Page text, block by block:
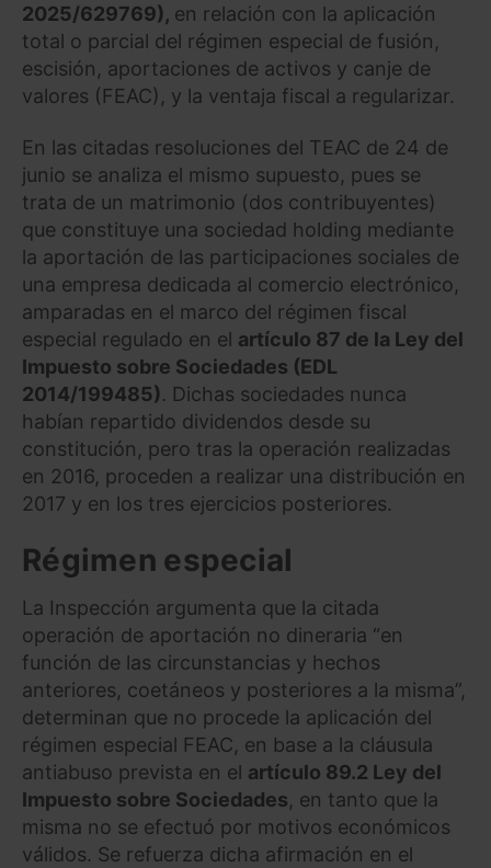
2025/629769), en relación con la aplicación
total o parcial del régimen especial de fusión,
escisión, aportaciones de activos y canje de
valores (FEAC), y la ventaja fiscal a regularizar.
En las citadas resoluciones del TEAC de 24 de
junio se analiza el mismo supuesto, pues se
trata de un matrimonio (dos contribuyentes)
que constituye una sociedad holding mediante
la aportación de las participaciones sociales de
una empresa dedicada al comercio electrónico,
amparadas en el marco del régimen fiscal
especial regulado en el artículo 87 de la Ley del
Impuesto sobre Sociedades (EDL
2014/199485). Dichas sociedades nunca
habían repartido dividendos desde su
constitución, pero tras la operación realizadas
en 2016, proceden a realizar una distribución en
2017 y en los tres ejercicios posteriores.
Régimen especial
La Inspección argumenta que la citada
operación de aportación no dineraria “en
función de las circunstancias y hechos
anteriores, coetáneos y posteriores a la misma”,
determinan que no procede la aplicación del
régimen especial FEAC, en base a la cláusula
antiabuso prevista en el artículo 89.2 Ley del
Impuesto sobre Sociedades, en tanto que la
misma no se efectuó por motivos económicos
válidos. Se refuerza dicha afirmación en el